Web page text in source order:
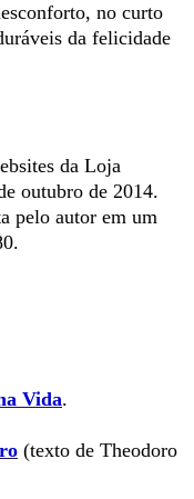
no curto
da felicidade
da Loja
outubro de 2014.
pelo autor em um
Vida.
(texto de Theodoro